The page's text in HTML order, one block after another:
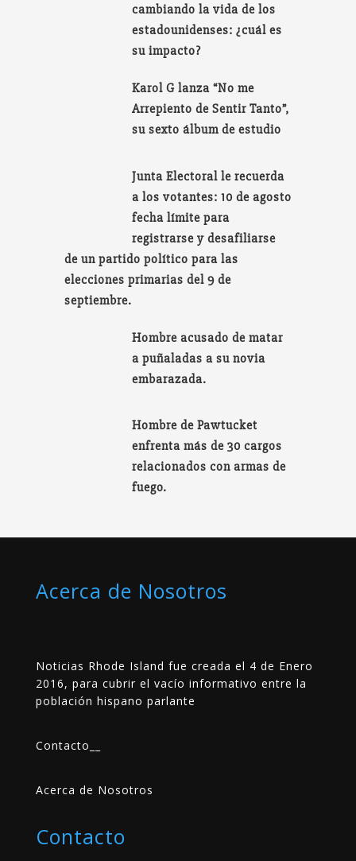
cambiando la vida de los
estadounidenses: ¿cuál es
su impacto?
Karol G lanza “No me
Arrepiento de Sentir Tanto”,
su sexto álbum de estudio
Junta Electoral le recuerda
a los votantes: 10 de agosto
fecha límite para
registrarse y desafiliarse
de un partido político para las
elecciones primarias del 9 de
septiembre.
Hombre acusado de matar
a puñaladas a su novia
embarazada.
Hombre de Pawtucket
enfrenta más de 30 cargos
relacionados con armas de
fuego.
Acerca de Nosotros
Noticias Rhode Island fue creada el 4 de Enero
2016, para cubrir el vacío informativo entre la
población hispano parlante
Contacto
Acerca de Nosotros
Contacto